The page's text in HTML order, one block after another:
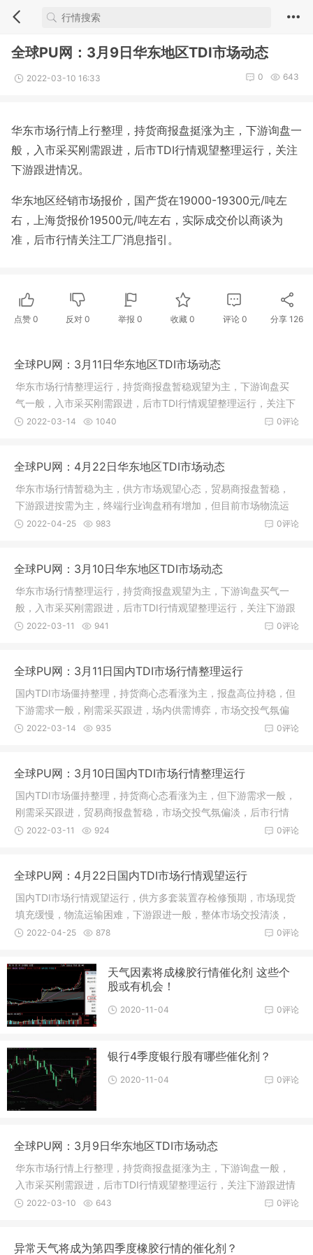
全球PU网：3月9日华东地区TDI市场动态
2022-03-10 16:33 643
0
华东市场行情上行整理，持货商报盘挺涨为主，下游询盘一
般，入市采买刚需跟进，后市TDI行情观望整理运行，关注
下游跟进情况。
华东地区经销市场报价，国产货在19000-19300元/吨左
右，上海货报价19500元/吨左右，实际成交价以商谈为
准，后市行情关注工厂消息指引。
点赞 0 反对0 举报 0 收藏 0 评论 0 分享126
全球PU网：3月11日华东地区TDI市场动态
华东市场行情整理运行，持货商报盘暂稳观望为主，下游询盘买
气一般，入市采买刚需跟进，后市TDI行情观望整理运行，关注下
游跟进
0评论
2022-03-14 1040
全球PU网：4月22日华东地区TDI市场动态
华东市场行情暂稳为主，供方市场观望心态，贸易商报盘暂稳，
下游跟进按需为主，终端行业询盘稍有增加，但目前市场物流运
输困难，
0评论
2022-04-25 983
全球PU网：3月10日华东地区TDI市场动态
华东市场行情整理运行，持货商报盘观望为主，下游询盘买气一
般，入市采买刚需跟进，后市TDI行情观望整理运行，关注下游跟
进情况
0评论
2022-03-11 941
全球PU网：3月11日国内TDI市场行情整理运行
国内TDI市场僵持整理，持货商心态看涨为主，报盘高位持稳，但
下游需求一般，刚需采买跟进，场内供需博弈，市场交投气氛偏
淡，后
0评论
2022-03-14 935
全球PU网：3月10日国内TDI市场行情整理运行
国内TDI市场僵持整理，持货商心态看涨为主，但下游需求一般，
刚需采买跟进，贸易商报盘暂稳，市场交投气氛偏淡，后市行情
延续观
0评论
2022-03-11 924
全球PU网：4月22日国内TDI市场行情观望运行
国内TDI市场行情观望运行，供方多套装置存检修预期，市场现货
填充缓慢，物流运输困难，下游跟进一般，整体市场交投清淡，
供需博
0评论
2022-04-25 878
天气因素将成橡胶行情催化剂 这些个
股或有机会！
0评论
2020-11-04
银行4季度银行股有哪些催化剂？
0评论
2020-11-04
全球PU网：3月9日华东地区TDI市场动态
华东市场行情上行整理，持货商报盘挺涨为主，下游询盘一般，
入市采买刚需跟进，后市TDI行情观望整理运行，关注下游跟进情
况。华
0评论
2022-03-10 643
异常天气将成为第四季度橡胶行情的催化剂？